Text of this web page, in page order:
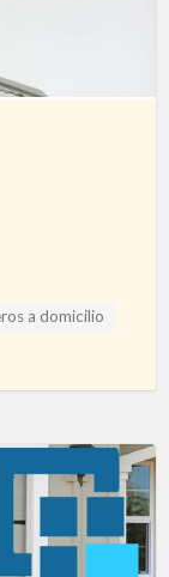
a domicilio